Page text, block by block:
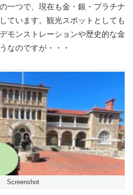
一つで、現在も金・銀・プラチナ
ています。観光スポットとしても
モンストレーションや歴史的な金
なのですが・・・
Screenshot